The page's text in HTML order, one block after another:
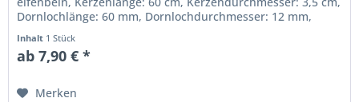
Dornlochlänge: 60 mm, Dornlochdurchmesser: 12 mm,
Inhalt 1 Stück
ab 7,90 € *
Merken